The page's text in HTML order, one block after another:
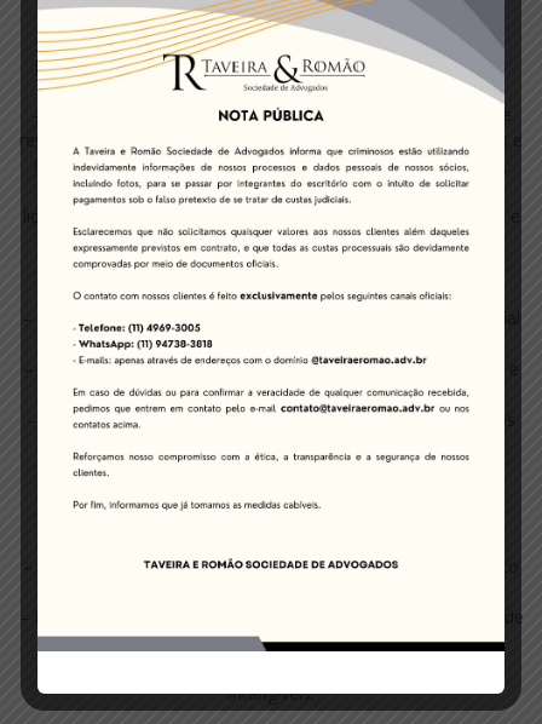
licitações públicas e a gestão de contratos administrativos;
– Orientação e suporte jurídico na execução de contratos
públicos, prevenindo problemas e garantindo conformidade;
DIREITO CIVIL
– Assuntos contratuais, tais como: negociação, elaboração e
instituições financeiras locais, contratos de compra e venda,
leasing, locação, arrendamento, comodato, franquia,
prestação de serviços;
– Assistência em casos de descumprimento contratual e
problemas relacionados com a execução de um contrato;
– Assessoria em questões relativas ao direito de propriedade e
posse;
– Assessoria em questões relacionadas à proteção de direitos
– Registro de marcas junto ao Instituto Nacional da
– Análise e elaboração de contratos de cessão e licenciamento
– Defesa administrativa e judicial contra violações de direitos de
propriedade intelectual;
intangíveis.